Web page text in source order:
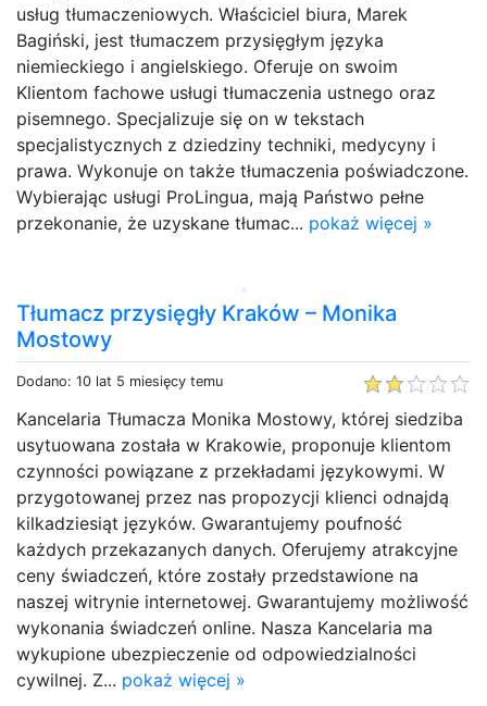
usług tłumaczeniowych. Właściciel biura, Marek
Bagiński, jest tłumaczem przysięgłym języka
niemieckiego i angielskiego. Oferuje on swoim
Klientom fachowe usługi tłumaczenia ustnego oraz
pisemnego. Specjalizuje się on w tekstach
specjalistycznych z dziedziny techniki, medycyny i
prawa. Wykonuje on także tłumaczenia poświadczone.
Wybierając usługi ProLingua, mają Państwo pełne
przekonanie, że uzyskane tłumac... pokaż więcej »
Tłumacz przysięgły Kraków – Monika
Mostowy
Dodano: 10 lat 5 miesięcy temu
Kancelaria Tłumacza Monika Mostowy, której siedziba
usytuowana została w Krakowie, proponuje klientom
czynności powiązane z przekładami językowymi. W
przygotowanej przez nas propozycji klienci odnajdą
kilkadziesiąt języków. Gwarantujemy poufność
każdych przekazanych danych. Oferujemy atrakcyjne
ceny świadczeń, które zostały przedstawione na
naszej witrynie internetowej. Gwarantujemy możliwość
wykonania świadczeń online. Nasza Kancelaria ma
wykupione ubezpieczenie od odpowiedzialności
cywilnej. Z... pokaż więcej »